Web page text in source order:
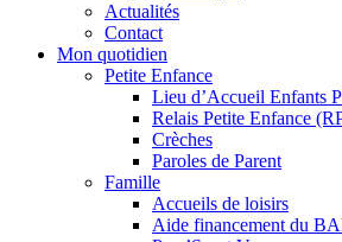
Actualités
Contact
Mon quotidien
Petite Enfance
Lieu d’Accueil Enfants
Relais Petite Enfance
Crèches
Paroles de Parent
Famille
Accueils de loisirs
Aide financement du